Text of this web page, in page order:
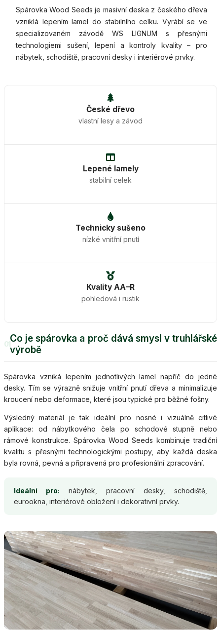
Spárovka Wood Seeds je masivní deska z českého dřeva
vzniklá lepením lamel do stabilního celku. Vyrábí se ve
specializovaném závodě WS LIGNUM s přesnými
technologiemi sušení, lepení a kontroly kvality – pro
nábytek, schodiště, pracovní desky i interiérové prvky.
České dřevo
vlastní lesy a závod
Lepené lamely
stabilní celek
Technicky sušeno
nízké vnitřní pnutí
Kvality AA–R
pohledová i rustik
01Co je spárovka a proč dává smysl v truhlářské
výrobě
Spárovka vzniká lepením jednotlivých lamel napříč do jedné
desky. Tím se výrazně snižuje vnitřní pnutí dřeva a minimalizuje
kroucení nebo deformace, které jsou typické pro běžné fošny.
Výsledný materiál je tak ideální pro nosné i vizuálně citlivé
aplikace: od nábytkového čela po schodové stupně nebo
rámové konstrukce. Spárovka Wood Seeds kombinuje tradiční
kvalitu s přesnými technologickými postupy, aby každá deska
byla rovná, pevná a připravená pro profesionální zpracování.
Ideální pro: nábytek, pracovní desky, schodiště,
eurookna, interiérové obložení i dekorativní prvky.